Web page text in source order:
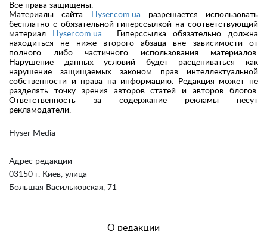
Hyser Media
Адрес редакции
03150 г. Киев, улица
Большая Васильковская, 71
Все права защищены.
Материалы сайта
Hyser.com.ua разрешается использовать
бесплатно с обязательной гиперссылкой на соответствующий
материал
Hyser.com.ua . Гиперссылка обязательно должна
находиться не ниже второго абзаца вне зависимости от
полного либо частичного использования материалов.
Нарушение данных условий будет расцениваться как
нарушение защищаемых законом прав интеллектуальной
собственности и права на информацию. Редакция может не
разделять точку зрения авторов статей и авторов блогов.
Ответственность за содержание рекламы несут
рекламодатели.
О редакции